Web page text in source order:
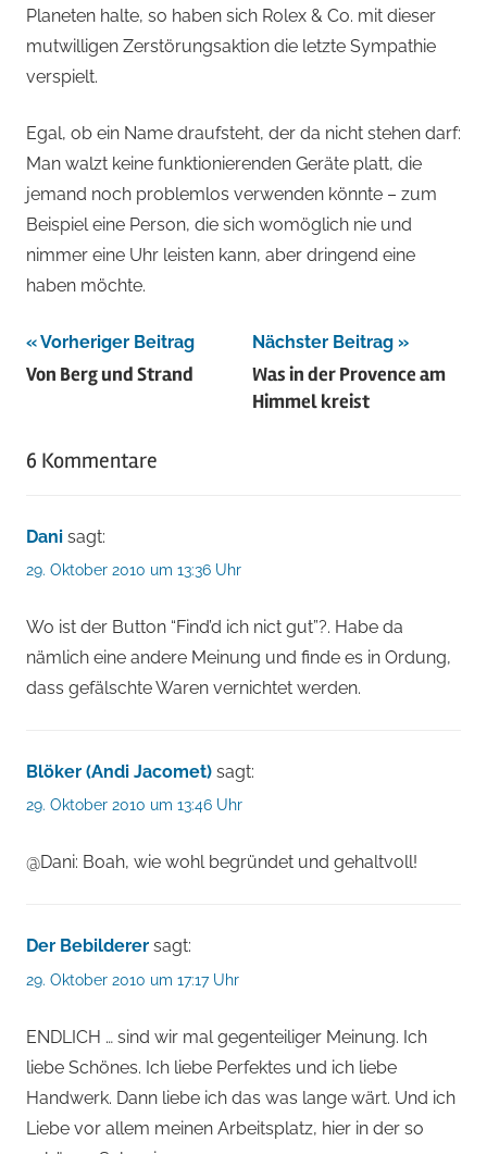
Planeten halte, so haben sich Rolex & Co. mit dieser
mutwilligen Zerstörungsaktion die letzte Sympathie
verspielt.
Egal, ob ein Name draufsteht, der da nicht stehen darf:
Man walzt keine funktionierenden Geräte platt, die
jemand noch problemlos verwenden könnte – zum
Beispiel eine Person, die sich womöglich nie und
nimmer eine Uhr leisten kann, aber dringend eine
haben möchte.
Beitragsnavigation
Vorheriger Beitrag
Von Berg und Strand
Nächster Beitrag
Was in der Provence am
Himmel kreist
6 Kommentare
Dani sagt:
29. Oktober 2010 um 13:36 Uhr
Wo ist der Button “Find’d ich nict gut”?. Habe da
nämlich eine andere Meinung und finde es in Ordung,
dass gefälschte Waren vernichtet werden.
Blöker (Andi Jacomet) sagt:
29. Oktober 2010 um 13:46 Uhr
@Dani: Boah, wie wohl begründet und gehaltvoll!
Der Bebilderer sagt:
29. Oktober 2010 um 17:17 Uhr
ENDLICH … sind wir mal gegenteiliger Meinung. Ich
liebe Schönes. Ich liebe Perfektes und ich liebe
Handwerk. Dann liebe ich das was lange wärt. Und ich
Liebe vor allem meinen Arbeitsplatz, hier in der so